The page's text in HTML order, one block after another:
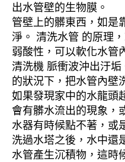
出水管壁的生物膜。
管壁上的髒東西，如是
淨。 清洗水管 的原理
弱酸性，可以軟化水管
清洗機 脈衝波沖出汙
的狀況下，把水管內壁
如果發現家中的水龍頭
會有髒水流出的現象，
水器有時候點不著，或
洗過水塔之後，水中還
水管產生沉積物，這時